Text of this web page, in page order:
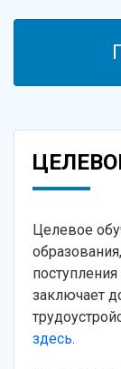
Целевое
заключает
здесь.